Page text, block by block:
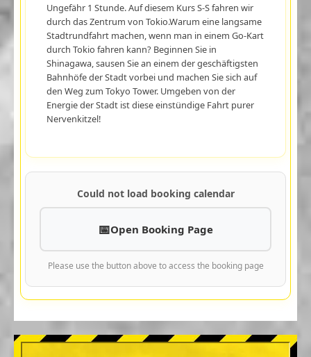
Ungefähr 1 Stunde. Auf diesem Kurs S-S fahren wir
durch das Zentrum von Tokio.Warum eine langsame
Stadtrundfahrt machen, wenn man in einem Go-Kart
durch Tokio fahren kann? Beginnen Sie in
Shinagawa, sausen Sie an einem der geschäftigsten
Bahnhöfe der Stadt vorbei und machen Sie sich auf
den Weg zum Tokyo Tower. Umgeben von der
Energie der Stadt ist diese einstündige Fahrt purer
Nervenkitzel!
Could not load booking calendar
Open Booking Page
Please use the button above to access the booking page